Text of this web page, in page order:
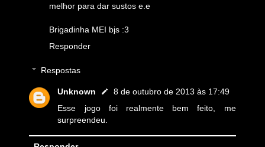
melhor para dar sustos e.e
Brigadinha MEI bjs :3
Responder
Respostas
Unknown
8 de outubro de 2013 às 17:49
Esse jogo foi realmente bem feito, me
surpreendeu.